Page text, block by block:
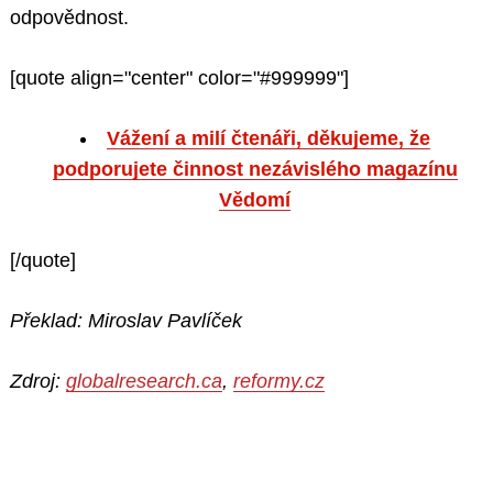
odpovědnost.
[quote align="center" color="#999999"]
Vážení a milí čtenáři, děkujeme, že
podporujete činnost nezávislého magazínu
Vědomí
[/quote]
Překlad: Miroslav Pavlíček
Zdroj: globalresearch.ca, reformy.cz